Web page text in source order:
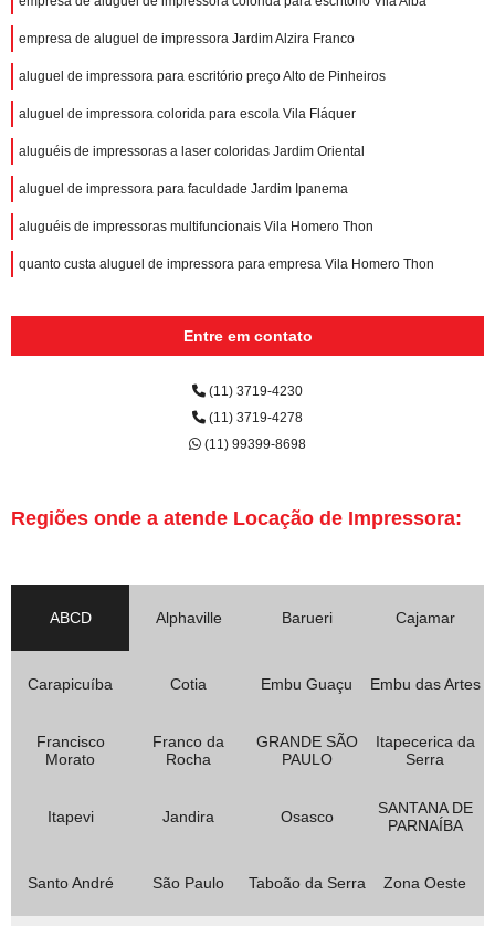
empresa de aluguel de impressora Jardim Alzira Franco
aluguel de impressora para escritório preço Alto de Pinheiros
aluguel de impressora colorida para escola Vila Fláquer
aluguéis de impressoras a laser coloridas Jardim Oriental
aluguel de impressora para faculdade Jardim Ipanema
aluguéis de impressoras multifuncionais Vila Homero Thon
quanto custa aluguel de impressora para empresa Vila Homero Thon
Entre em contato
(11) 3719-4230
(11) 3719-4278
(11) 99399-8698
Regiões onde a atende Locação de Impressora:
ABCD Alphaville Barueri Cajamar
Carapicuíba Cotia Embu Guaçu Embu das Artes
Francisco
Morato
Franco da
Rocha
GRANDE SÃO
PAULO
Itapecerica da
Serra
Itapevi Jandira Osasco
SANTANA DE
PARNAÍBA
Santo André São Paulo Taboão da Serra Zona Oeste